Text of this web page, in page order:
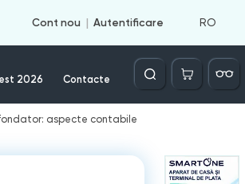
Cont nou Autentificare RO
2026 Contacte
Căutare
aspecte contabile